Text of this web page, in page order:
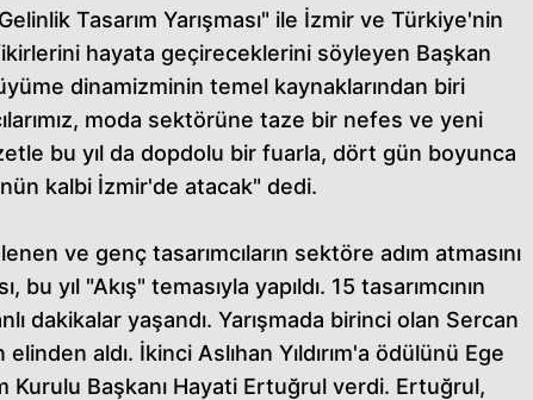
Tasarım Yarışması" ile İzmir ve Türkiye'nin
hayata geçireceklerini söyleyen Başkan
dinamizminin temel kaynaklarından biri
moda sektörüne taze bir nefes ve yeni
bu yıl da dopdolu bir fuarla, dört gün boyunca
kalbi İzmir'de atacak" dedi.
ve genç tasarımcıların sektöre adım atmasını
bu yıl "Akış" temasıyla yapıldı. 15 tasarımcının
dakikalar yaşandı. Yarışmada birinci olan Sercan
aldı. İkinci Aslıhan Yıldırım'a ödülünü Ege
Kurulu Başkanı Hayati Ertuğrul verdi. Ertuğrul,